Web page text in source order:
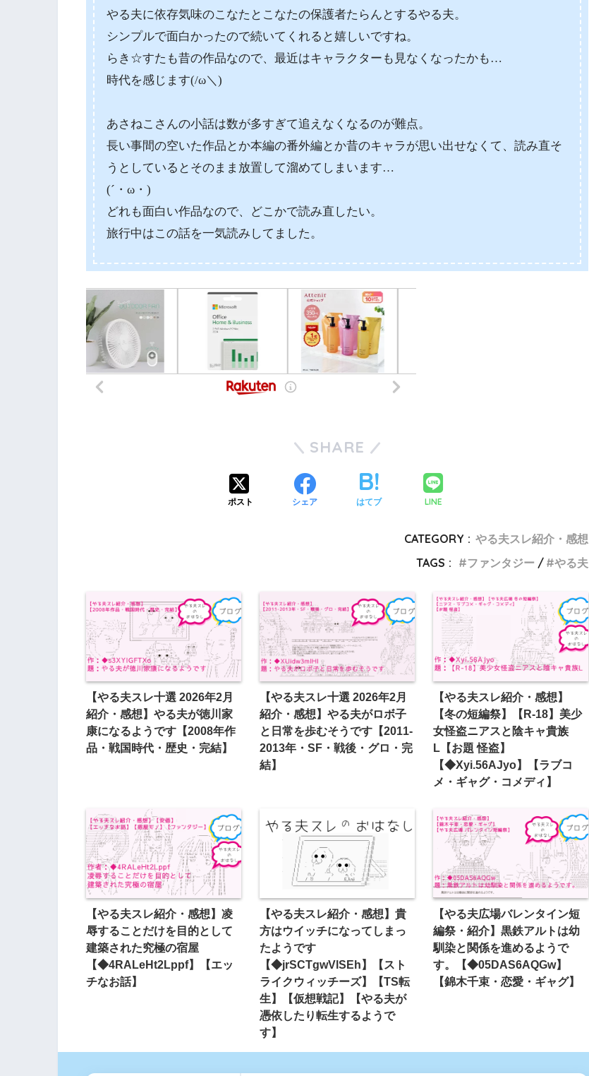
やる夫に依存気味のこなたとこなたの保護者たらんとするやる夫。
シンプルで面白かったので続いてくれると嬉しいですね。
らき☆すたも昔の作品なので、最近はキャラクターも見なくなったかも…
時代を感じます(/ω＼)
あさねこさんの小話は数が多すぎて追えなくなるのが難点。
長い事間の空いた作品とか本編の番外編とか昔のキャラが思い出せなくて、読み直そ
うとしているとそのまま放置して溜めてしまいます…
(´・ω・)
どれも面白い作品なので、どこかで読み直したい。
旅行中はこの話を一気読みしてました。
SHARE
ポスト シェア はてブ LINE
CATEGORY : やる夫スレ紹介・感想
TAGS :
ファンタジー やる夫
【やる夫スレ十選 2026年2月
紹介・感想】やる夫が徳川家
康になるようです【2008年作
品・戦国時代・歴史・完結】
【やる夫スレ十選 2026年2月
紹介・感想】やる夫がロボ子
と日常を歩むそうです【2011-
2013年・SF・戦後・グロ・完
結】
【やる夫スレ紹介・感想】
【冬の短編祭】【R-18】美少
女怪盗ニアスと陰キャ貴族
L【お題 怪盗】
【◆Xyi.56AJyo】【ラブコ
メ・ギャグ・コメディ】
【やる夫スレ紹介・感想】凌
辱することだけを目的として
建築された究極の宿屋
【◆4RALeHt2Lppf】【エッ
チなお話】
【やる夫スレ紹介・感想】貴
方はウイッチになってしまっ
たようです
【◆jrSCTgwVlSEh】【スト
ライクウィッチーズ】【TS転
生】【仮想戦記】【やる夫が
憑依したり転生するようで
す】
【やる夫広場バレンタイン短
編祭・紹介】黒鉄アルトは幼
馴染と関係を進めるようで
す。【◆05DAS6AQGw】
【錦木千束・恋愛・ギャグ】